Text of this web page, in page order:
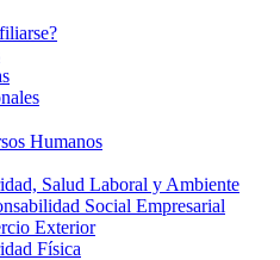
Humanos
Salud Laboral y Ambiente
Social Empresarial
Exterior
Física